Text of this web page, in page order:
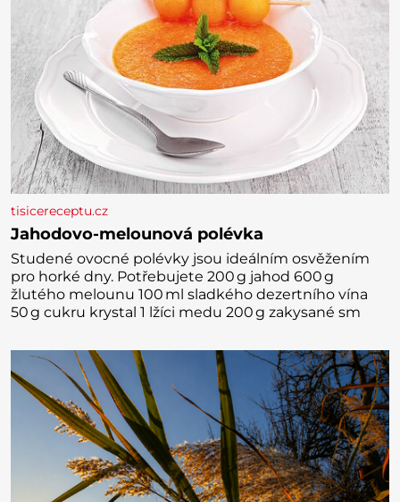
tisicereceptu.cz
Jahodovo-melounová polévka
Studené ovocné polévky jsou ideálním osvěžením
pro horké dny. Potřebujete 200 g jahod 600 g
žlutého melounu 100 ml sladkého dezertního vína
50 g cukru krystal 1 lžíci medu 200 g zakysané sm